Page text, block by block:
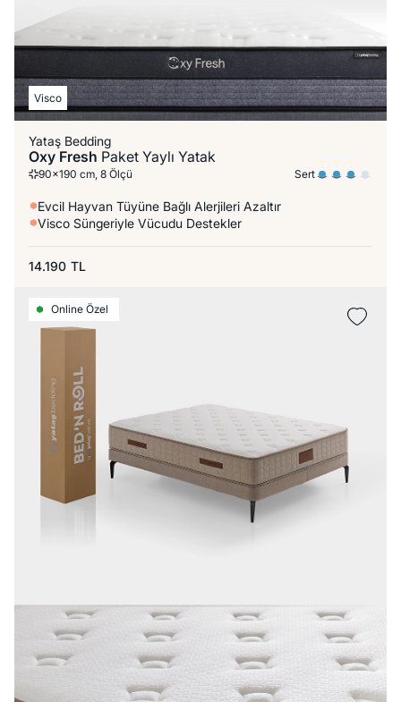
Visco
Yataş Bedding
Oxy Fresh Paket Yaylı Yatak
90x190 cm, 8 Ölçü Sert
Evcil Hayvan Tüyüne Bağlı Alerjileri Azaltır
Visco Süngeriyle Vücudu Destekler
14.190 TL
Online Özel